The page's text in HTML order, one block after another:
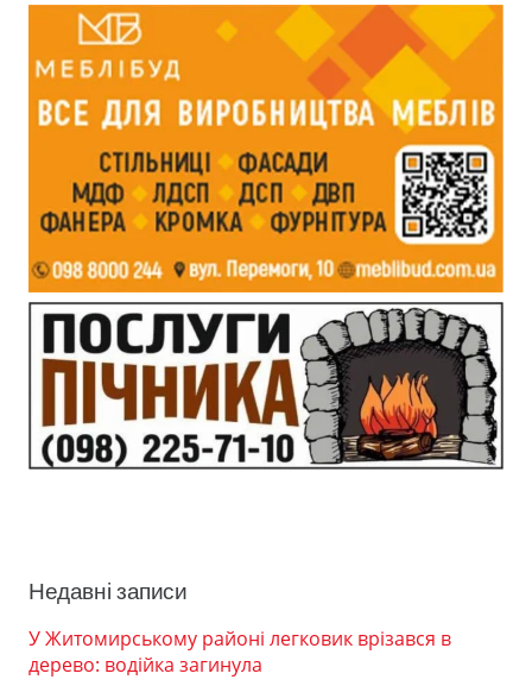
Недавні записи
У Житомирському районі легковик врізався в
дерево: водійка загинула